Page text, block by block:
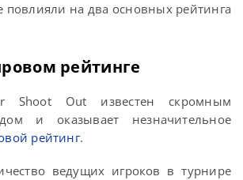
повлияли на два основных рейтинга
рейтинге
Shoot Out известен скромным
и оказывает незначительное
рейтинг.
ведущих игроков в турнире